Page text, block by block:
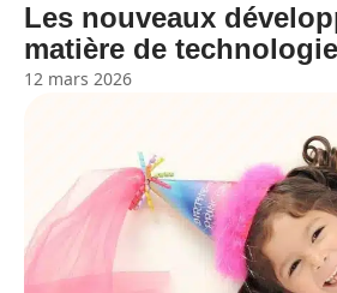
Les nouveaux
matière de technologie
12 mars 2026